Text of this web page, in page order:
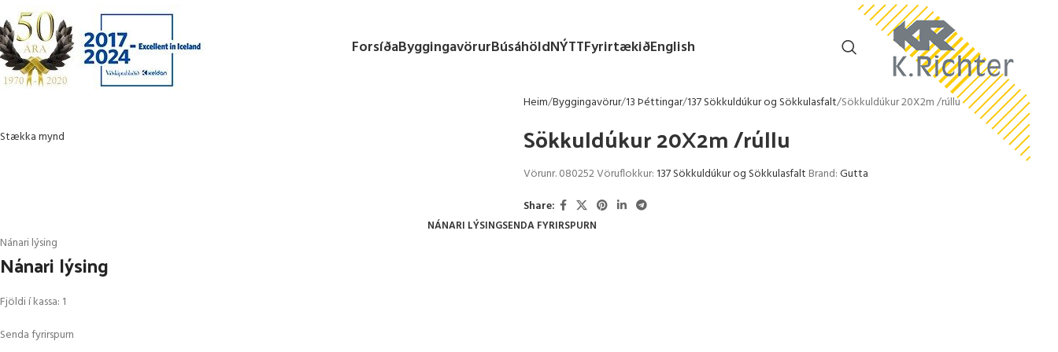
ForsíðaByggingavörurBúsáhöldNÝTTFyrirtækiðEnglish
Stækka mynd
Heim Byggingavörur 13 Þéttingar 137 Sökkuldúkur og Sökkulasfalt Sökkuldúkur 20X2m /rúllu
Sökkuldúkur 20X2m /rúllu
Vörunr.080252Vöruflokkur:137 Sökkuldúkur og Sökkulasfalt Brand:Gutta
Share:
NÁNARI LÝSINGSENDA FYRIRSPURN
Nánari lýsing
Nánari lýsing
Fjöldi í kassa: 1
Senda fyrirspurn